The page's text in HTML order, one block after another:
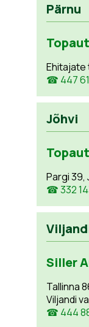
Pärnu
Ehitajate
☎ 447
Jõhvi
Pargi 39,
☎ 332
Siller
Tallinna
Viljandi
☎ 444